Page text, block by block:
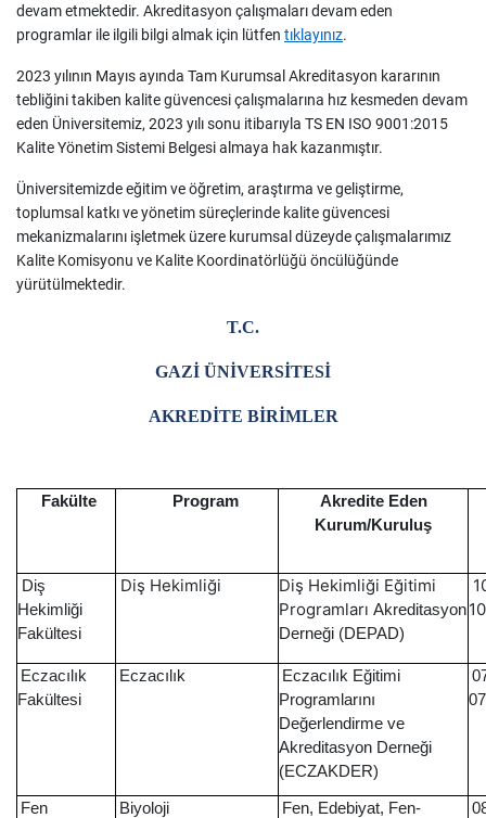
devam etmektedir. Akreditasyon çalışmaları devam eden
programlar ile ilgili bilgi almak için lütfen tıklayınız.
2023 yılının Mayıs ayında Tam Kurumsal Akreditasyon kararının
tebliğini takiben kalite güvencesi çalışmalarına hız kesmeden devam
eden Üniversitemiz, 2023 yılı sonu itibarıyla TS EN ISO 9001:2015
Kalite Yönetim Sistemi Belgesi almaya hak kazanmıştır.
Üniversitemizde eğitim ve öğretim, araştırma ve geliştirme,
toplumsal katkı ve yönetim süreçlerinde kalite güvencesi
mekanizmalarını işletmek üzere kurumsal düzeyde çalışmalarımız
Kalite Komisyonu ve Kalite Koordinatörlüğü öncülüğünde
yürütülmektedir.
T.C.
GAZİ ÜNİVERSİTESİ
AKREDİTE BİRİMLER
Fakülte Program
Akredite Eden
Kurum/Kuruluş
Diş
Hekimliği
Fakültesi
Diş Hekimliği
Diş Hekimliği Eğitimi
ProgramlarıAkreditasyon
Derneği (DEPAD)
Eczacılık
Fakültesi
Eczacılık
Eczacılık Eğitimi
Programlarını
Değerlendirme ve
Akreditasyon Derneği
(ECZAKDER)
Fen
Biyoloji
Fen, Edebiyat, Fen-